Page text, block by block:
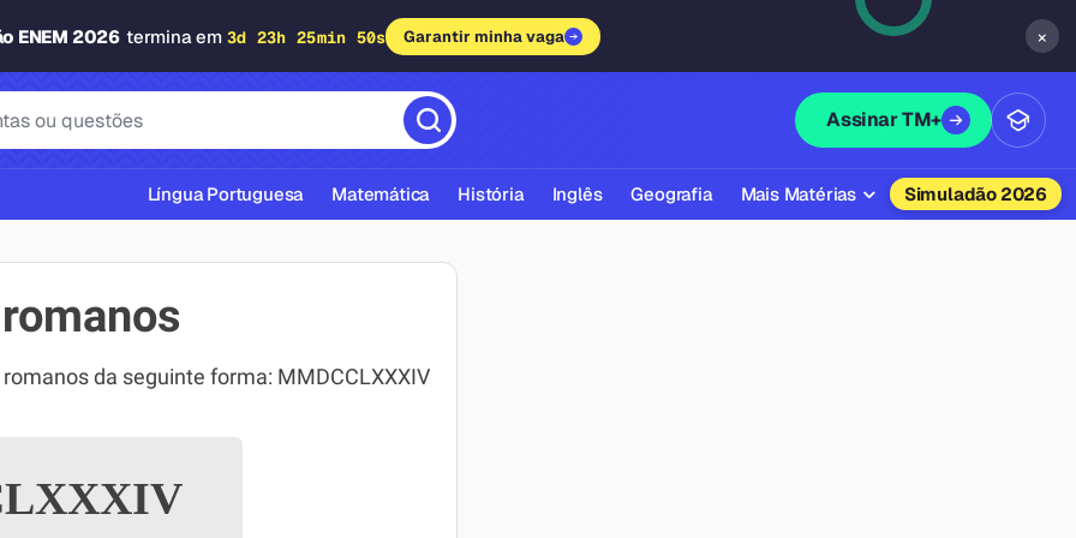
ENEM 2026 termina em 3d 23h 25min 49s Garantir minha vaga ×
Assinar TM+
ABNT
Língua Portuguesa Matemática História Inglês Geografia Mais Matérias Simuladão 2026
da seguinte forma: MMDCCLXXXIV